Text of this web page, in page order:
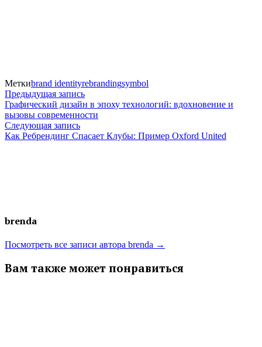
Меткиbrand identityrebrandingsymbol
Навигация
по
записям
Предыдущая записьПредыдущая
запись:
Графический дизайн в эпоху технологий: вдохновение и
вызовы современности
Следующая записьСледующая
запись:
Как Ребрендинг Спасает Клубы: Пример Oxford United
brenda
Посмотреть все записи автора brenda →
Вам также может понравиться